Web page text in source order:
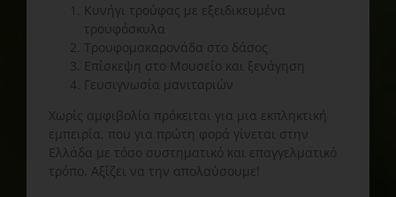
Κυνήγι τρούφας με εξειδικευμένα
τρουφόσκυλα
Τρουφομακαρονάδα στο δάσος
Επίσκεψη στο Μουσείο και ξενάγηση
Γευσιγνωσία μανιταριών
Χωρίς αμφιβολία πρόκειται για μια εκπληκτική
εμπειρία, που για πρώτη φορά γίνεται στην
Ελλάδα με τόσο συστηματικό και επαγγελματικό
τρόπο. Αξίζει να την απολαύσουμε!